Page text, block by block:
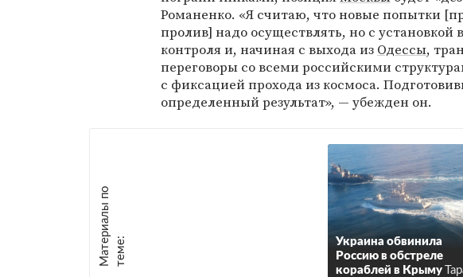
Романенко. «Я считаю, что новые попытки
пролив] надо осуществлять, но с установкой
контроля и, начиная с выхода из Одессы,
переговоры со всеми российскими
с фиксацией прохода из космоса.
определенный результат», — убежден он.
М
а
т е
р
и
а
л
ы
п
о
т
е
м
е :
Украина обвинила
Россию в обстреле
кораблей в Крыму